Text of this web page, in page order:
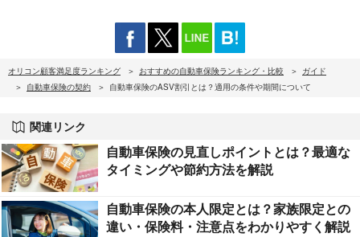
オリコン顧客満足度ランキング おすすめの自動車保険ランキング・比較
ガイド
自動車保険の契約
自動車保険のASV割引とは？適用の条件や期間について
関連リンク
自動車保険の見直しポイントとは？最適な
タイミングや節約方法を解説
自動車保険の本人限定とは？家族限定との
違い・保険料・注意点をわかりやすく解説